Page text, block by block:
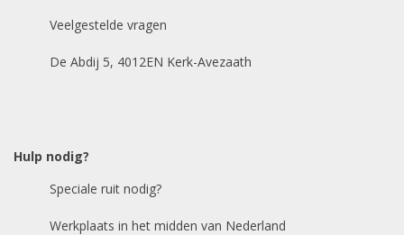
Bouwjaar
Veelgestelde vragen
De Abdij 5, 4012EN Kerk-Avezaath
Hulp nodig?
Speciale ruit nodig?
Werkplaats in het midden van Nederland